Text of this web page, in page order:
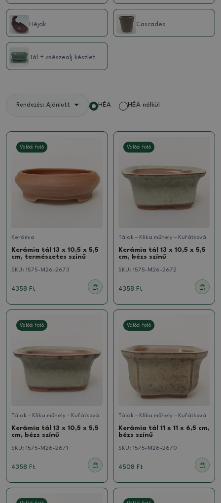
Héjak Cascades
Tál + csészealj készlet
Rendezés: Ajánlott HÉA HÉA nélkül
Valódi fotó
Kerámia
Kerámia tál 13 x 10,5 x 5,5
cm, természetes színű
SKU: 1575-M26-2673
4358 Ft
Valódi fotó
Tálak – Klika műhely – Kuřátková
Kerámia tál 13 x 10,5 x 5,5
cm, bézs színű
SKU: 1575-M26-2672
4358 Ft
Valódi fotó
Tálak – Klika műhely – Kuřátková
Kerámia tál 13 x 10,5 x 5,5
cm, bézs színű
SKU: 1575-M26-2671
4358 Ft
Valódi fotó
Tálak – Klika műhely – Kuřátková
Kerámia tál 11 x 11 x 6,5 cm,
bézs színű
SKU: 1575-M26-2670
4508 Ft